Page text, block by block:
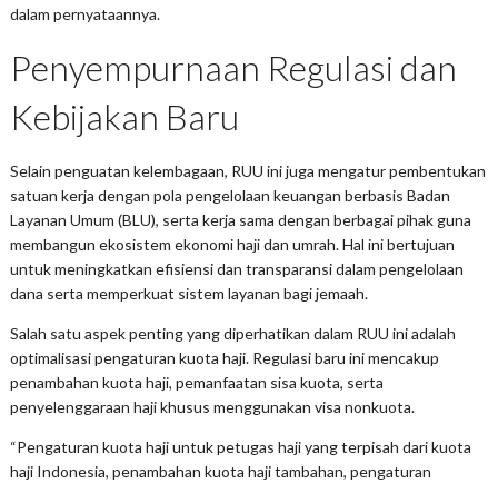
dalam pernyataannya.
Penyempurnaan Regulasi dan
Kebijakan Baru
Selain penguatan kelembagaan, RUU ini juga mengatur pembentukan
satuan kerja dengan pola pengelolaan keuangan berbasis Badan
Layanan Umum (BLU), serta kerja sama dengan berbagai pihak guna
membangun ekosistem ekonomi haji dan umrah. Hal ini bertujuan
untuk meningkatkan efisiensi dan transparansi dalam pengelolaan
dana serta memperkuat sistem layanan bagi jemaah.
Salah satu aspek penting yang diperhatikan dalam RUU ini adalah
optimalisasi pengaturan kuota haji. Regulasi baru ini mencakup
penambahan kuota haji, pemanfaatan sisa kuota, serta
penyelenggaraan haji khusus menggunakan visa nonkuota.
“Pengaturan kuota haji untuk petugas haji yang terpisah dari kuota
haji Indonesia, penambahan kuota haji tambahan, pengaturan